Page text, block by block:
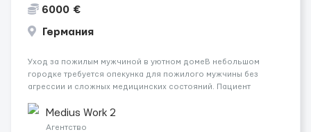
6000 €
Германия
Уход за пожилым мужчиной в уютном домеВ небольшом
городке требуется опекунка для пожилого мужчины без
агрессии и сложных медицинских состояний. Пациент
пространстве.Работа включает базовый уход, готовку, уборку
и создание комфортных бытовых условий. ...
Medius Work 2
Агентство